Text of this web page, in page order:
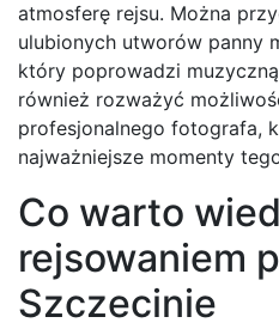
atmosferę rejsu. Można
ulubionych utworów panny
który poprowadzi
również rozważyć
profesjonalnego fotografa,
najważniejsze momenty
Co warto
rejsowaniem
Szczecinie